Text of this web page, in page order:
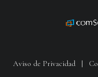
Aviso de Privacidad|